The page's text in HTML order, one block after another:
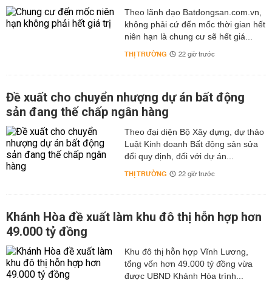
Theo lãnh đạo Batdongsan.com.vn,
không phải cứ đến mốc thời gian hết
niên hạn là chung cư sẽ hết giá...
THỊ TRƯỜNG 22 giờ trước
Đề xuất cho chuyển nhượng dự án bất động
sản đang thế chấp ngân hàng
Theo đại diện Bộ Xây dựng, dự thảo
Luật Kinh doanh Bất động sản sửa
đổi quy định, đối với dự án...
THỊ TRƯỜNG 22 giờ trước
Khánh Hòa đề xuất làm khu đô thị hỗn hợp hơn
49.000 tỷ đồng
Khu đô thị hỗn hợp Vĩnh Lương,
tổng vốn hơn 49.000 tỷ đồng vừa
được UBND Khánh Hòa trình...